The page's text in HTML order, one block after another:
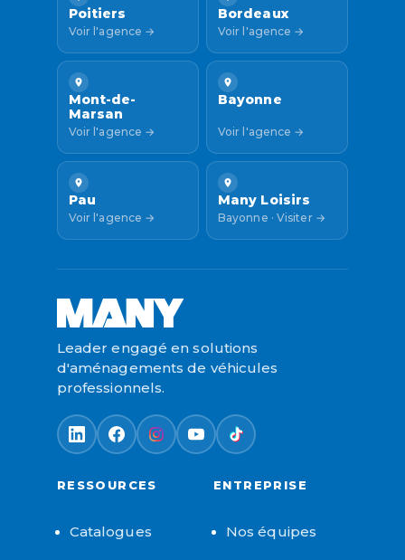
Poitiers
Voir l'agence →
Bordeaux
Voir l'agence →
Mont-de-
Marsan
Voir l'agence →
Bayonne
Voir l'agence →
Pau
Voir l'agence →
Many Loisirs
Bayonne · Visiter →
Leader engagé en solutions
d'aménagements de véhicules
professionnels.
RESSOURCES
Catalogues
ENTREPRISE
Nos équipes